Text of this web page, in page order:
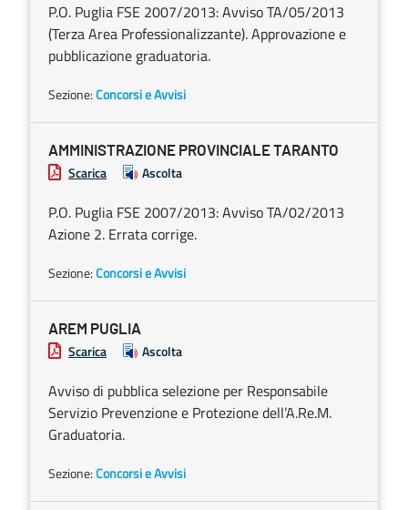
P.O. Puglia FSE 2007/2013: Avviso TA/05/2013
(Terza Area Professionalizzante). Approvazione e
pubblicazione graduatoria.
Sezione:Concorsi e Avvisi
AMMINISTRAZIONE PROVINCIALE TARANTO
Scarica Ascolta
P.O. Puglia FSE 2007/2013: Avviso TA/02/2013
Azione 2. Errata corrige.
Sezione:Concorsi e Avvisi
AREM PUGLIA
Scarica Ascolta
Avviso di pubblica selezione per Responsabile
Servizio Prevenzione e Protezione dell’A.Re.M.
Graduatoria.
Sezione:Concorsi e Avvisi